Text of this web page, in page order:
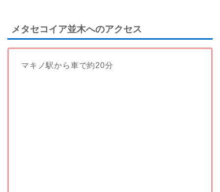
メタセコイア並木へのアクセス
マキノ駅から車で約20分